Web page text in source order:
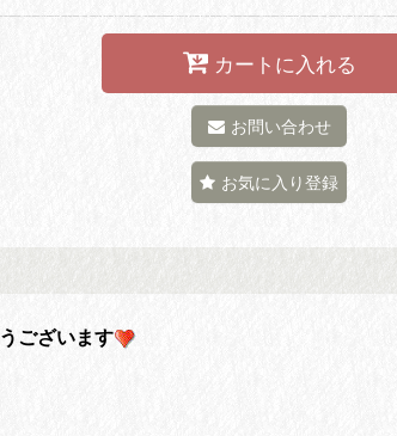
カートに入れる
お問い合わせ
お気に入り登録
ございます